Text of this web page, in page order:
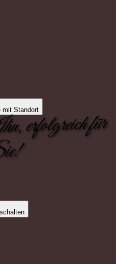
mit Standort
erfolgreich für